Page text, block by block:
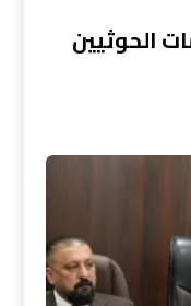
الحوثيين